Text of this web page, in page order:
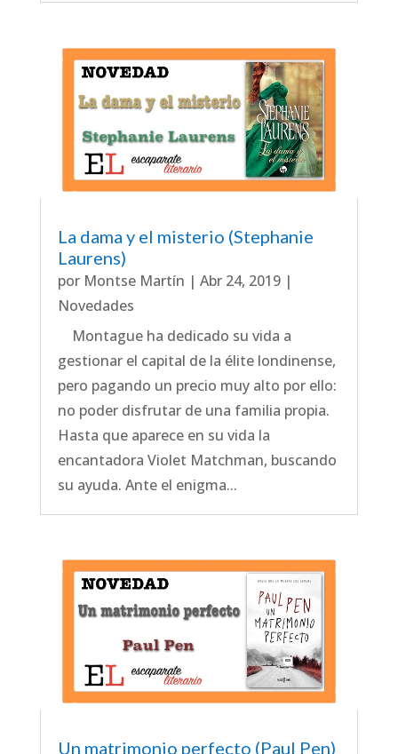
La dama y el misterio (Stephanie
Laurens)
por Montse Martín | Abr 24, 2019|
Novedades
Montague ha dedicado su vida a
gestionar el capital de la élite londinense,
pero pagando un precio muy alto por ello:
no poder disfrutar de una familia propia.
Hasta que aparece en su vida la
encantadora Violet Matchman, buscando
su ayuda. Ante el enigma...
Un matrimonio perfecto (Paul Pen)